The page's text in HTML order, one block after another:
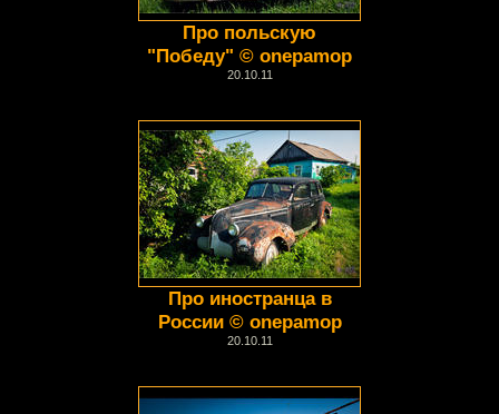
Про польскую
"Победу" © onepamop
20.10.11
Про иностранца в
России © onepamop
20.10.11